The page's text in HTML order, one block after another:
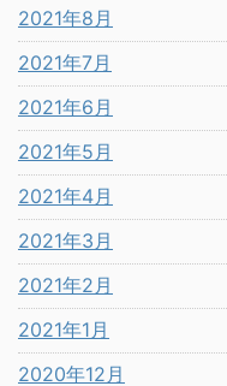
2021年8月
2021年7月
2021年6月
2021年5月
2021年4月
2021年3月
2021年2月
2021年1月
2020年12月